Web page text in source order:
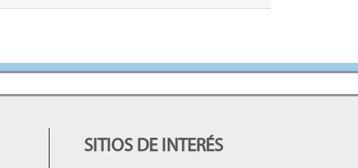
SITIOS DE INTERÉS